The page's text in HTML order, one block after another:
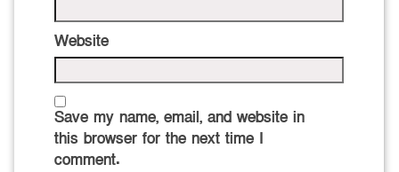
Website
Save my name, email, and website in
this browser for the next time I
comment.